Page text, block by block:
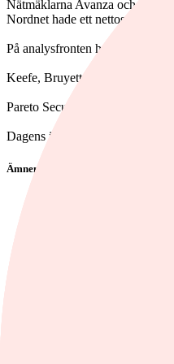
Nätmäklarna Avanza och
Nordnet hade ett nettosparande
På analysfronten har Keefe,
Keefe, Bruyette & Woods
Pareto Securities höjer
Dagens industri
Ämnen i artikeln
Stockholmsbörsen
Evolution
Hexagon
Alfa Laval